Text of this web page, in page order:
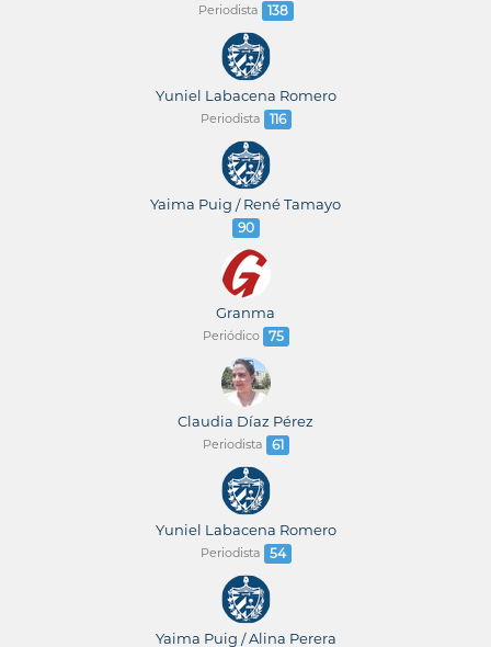
Periodista 138
Yuniel Labacena Romero
Periodista 116
Yaima Puig / René Tamayo
90
Granma
Periódico 75
Claudia Díaz Pérez
Periodista 61
Yuniel Labacena Romero
Periodista 54
Yaima Puig / Alina Perera